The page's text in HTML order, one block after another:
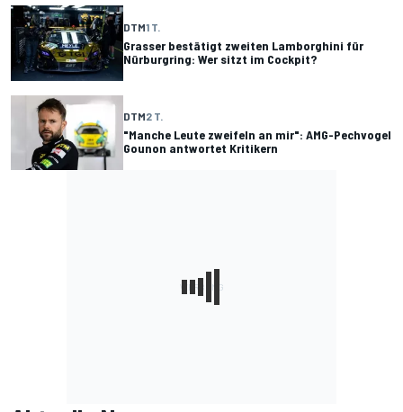
DTM1 T.
Grasser bestätigt zweiten Lamborghini für
Nürburgring: Wer sitzt im Cockpit?
DTM2 T.
"Manche Leute zweifeln an mir": AMG-Pechvogel
Gounon antwortet Kritikern